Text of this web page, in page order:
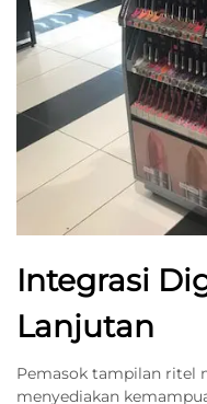
Integrasi
Lanjutan
Pemasok tampilan ritel
menyediakan